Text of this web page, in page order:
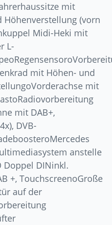
mit
Höhenverstellung (vorn
Midi-Heki mit
L-
mit Höhen- und
mit
mit DAB+,
DVB-
anstelle
Doppel DINinkl.
+, TouchscreenoGroße
auf der